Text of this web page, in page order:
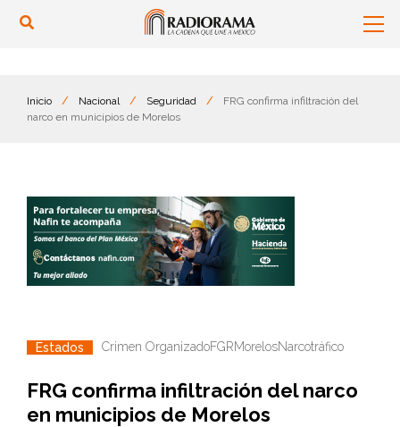
Inicio / Nacional / Seguridad /
FRG confirma infiltración del
narco en municipios de Morelos
Estados Crimen OrganizadoFGRMorelosNarcotráfico
FRG confirma infiltración del narco
en municipios de Morelos